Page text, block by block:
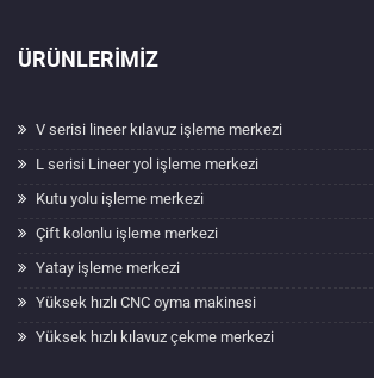
ÜRÜNLERIMIZ
V serisi lineer kılavuz işleme merkezi
L serisi Lineer yol işleme merkezi
Kutu yolu işleme merkezi
Çift kolonlu işleme merkezi
Yatay işleme merkezi
Yüksek hızlı CNC oyma makinesi
Yüksek hızlı kılavuz çekme merkezi